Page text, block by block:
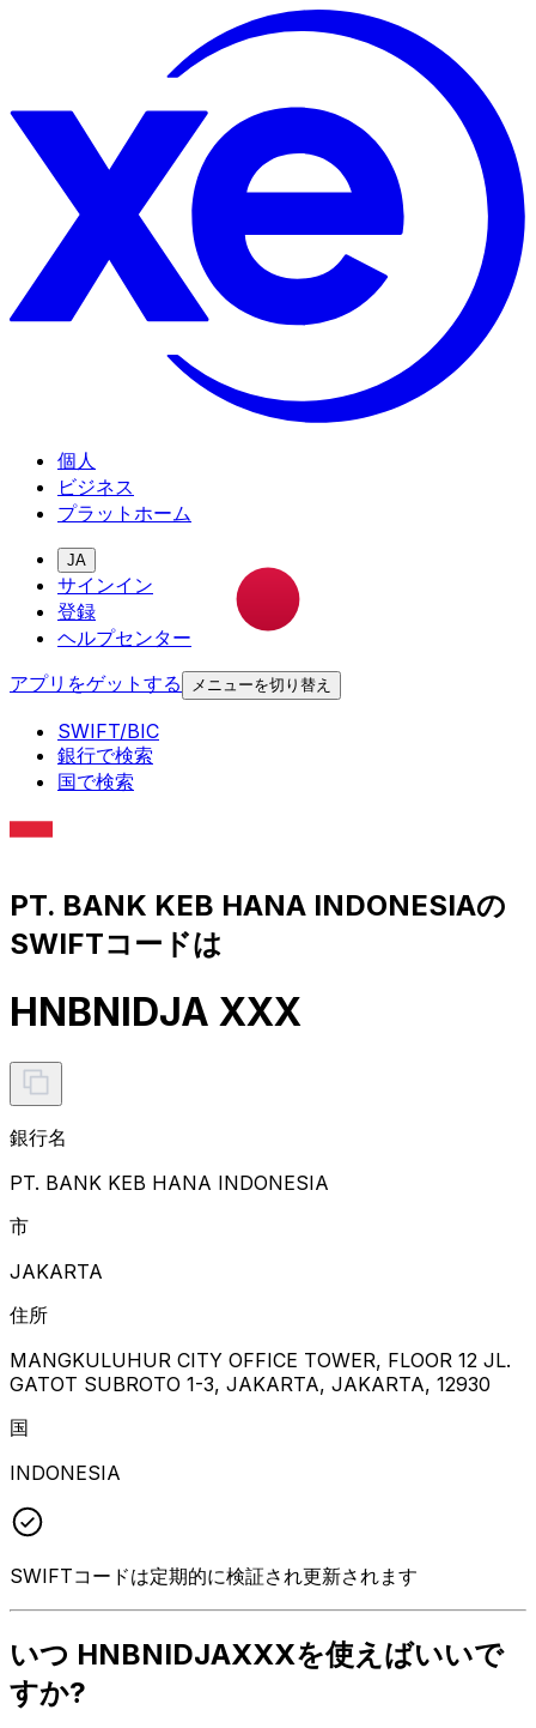
個人
ビジネス
プラットホーム
JA
サインイン
登録
ヘルプセンター
アプリをゲットする
メニューを切り替え
SWIFT/BIC
銀行で検索
国で検索
PT. BANK KEB HANA INDONESIAの
SWIFTコードは
HNBNIDJA XXX
銀行名
PT. BANK KEB HANA INDONESIA
市
JAKARTA
住所
MANGKULUHUR CITY OFFICE TOWER, FLOOR 12 JL.
GATOT SUBROTO 1-3, JAKARTA, JAKARTA, 12930
国
INDONESIA
SWIFTコードは定期的に検証され更新されます
いつ HNBNIDJAXXXを使えばいいで
すか?